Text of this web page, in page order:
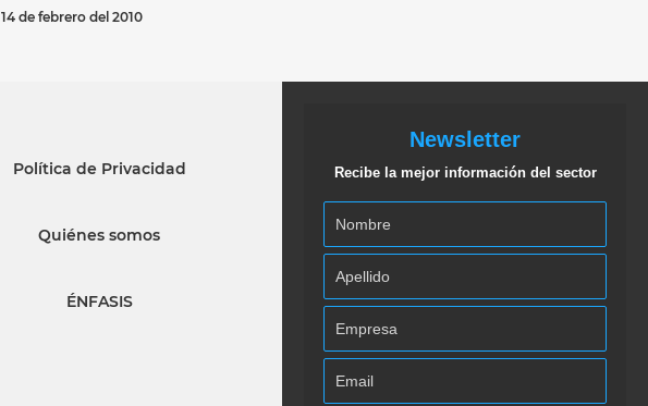
14 de febrero del 2010
Política de Privacidad
Quiénes somos
ÉNFASIS
Newsletter
Recibe la mejor información del sector